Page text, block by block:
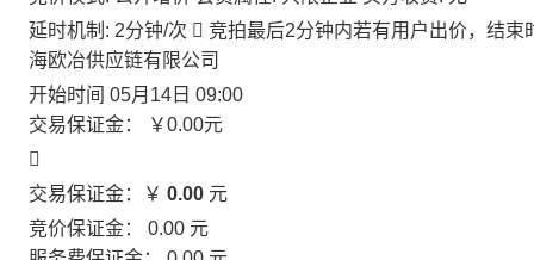
延时机制: 2分钟/次  竞拍最后2分钟内若有用户出价，结
海欧冶供应链有限公司
开始时间 05月14日 09:00
交易保证金：
￥0.00元

交易保证金：￥ 0.00 元
竞价保证金： 0.00 元